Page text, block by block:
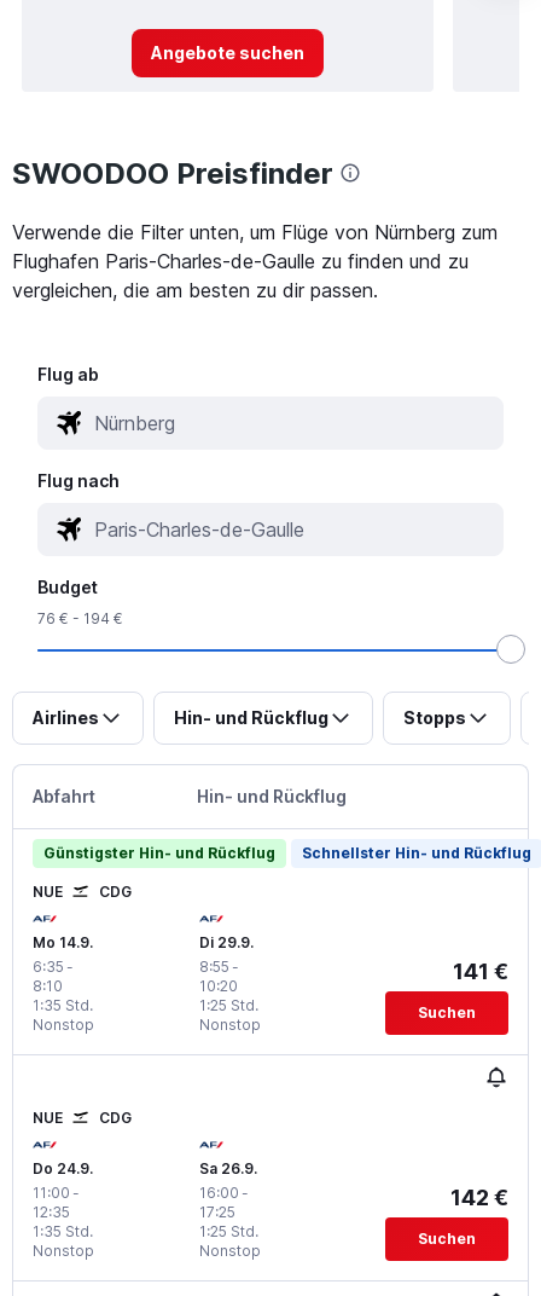
Angebote suchen
SWOODOO Preisfinder
Verwende die Filter unten, um Flüge von Nürnberg zum
Flughafen Paris-Charles-de-Gaulle zu finden und zu
vergleichen, die am besten zu dir passen.
Flug ab
Flug nach
Budget
76 € - 194 €
Airlines Hin- und Rückflug Stopps
Abfahrt Hin- und Rückflug
Günstigster Hin- und Rückflug Schnellster Hin- und Rückflug
NUE CDG
Mo 14.9.
6:35 -
8:10
Nonstop
1:35 Std.
Di 29.9.
8:55 -
10:20
Nonstop
1:25 Std.
141 €
Suchen
NUE CDG
Do 24.9.
11:00 -
12:35
Nonstop
1:35 Std.
Sa 26.9.
16:00 -
17:25
Nonstop
1:25 Std.
142 €
Suchen